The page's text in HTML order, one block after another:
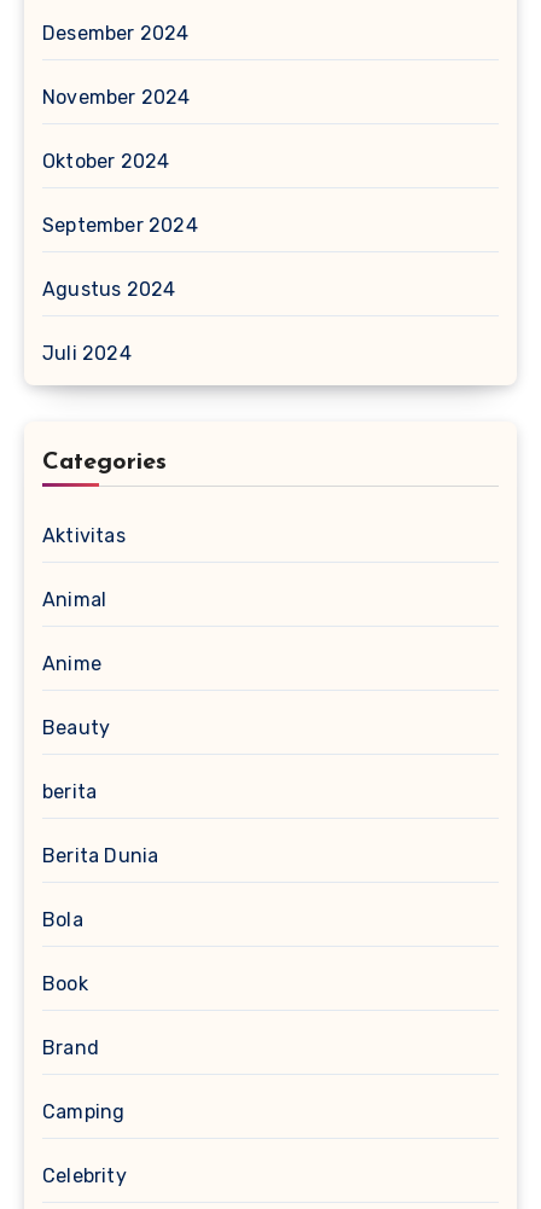
Desember 2024
November 2024
Oktober 2024
September 2024
Agustus 2024
Juli 2024
Categories
Aktivitas
Animal
Anime
Beauty
berita
Berita Dunia
Bola
Book
Brand
Camping
Celebrity